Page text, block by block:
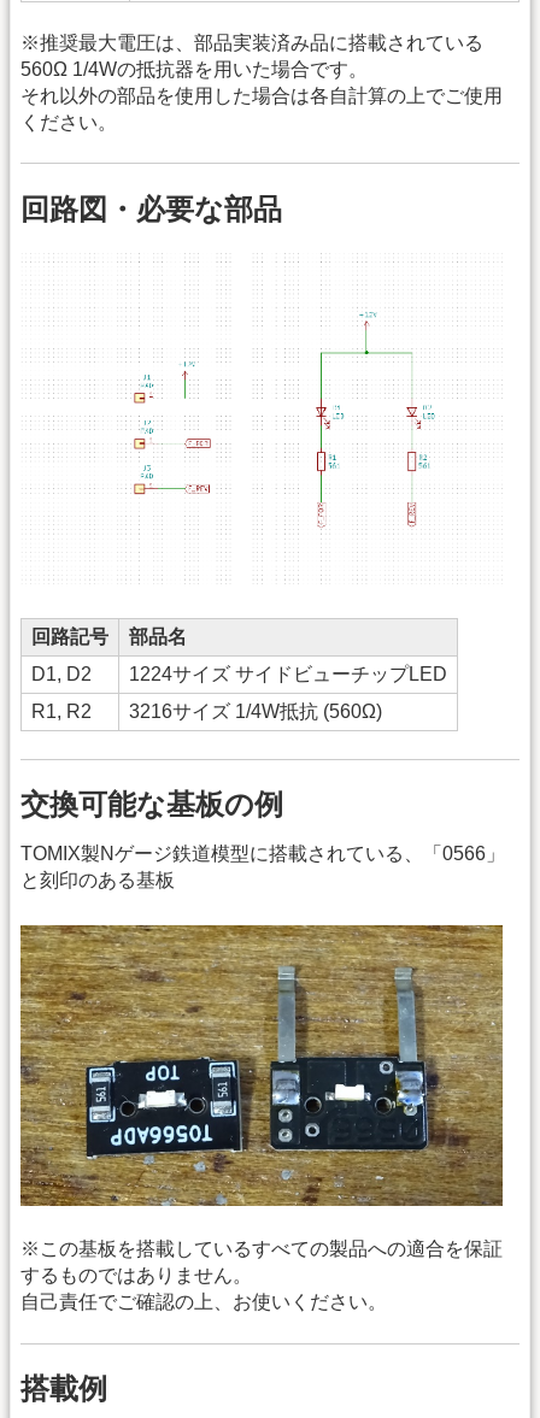
※推奨最大電圧は、部品実装済み品に搭載されている
560Ω 1/4Wの抵抗器を用いた場合です。
それ以外の部品を使用した場合は各自計算の上でご使用
ください。
回路図・必要な部品
回路記号
部品名
D1, D2
1224サイズ サイドビューチップLED
R1, R2
3216サイズ 1/4W抵抗 (560Ω)
交換可能な基板の例
TOMIX製Nゲージ鉄道模型に搭載されている、「0566」
と刻印のある基板
※この基板を搭載しているすべての製品への適合を保証
するものではありません。
自己責任でご確認の上、お使いください。
搭載例